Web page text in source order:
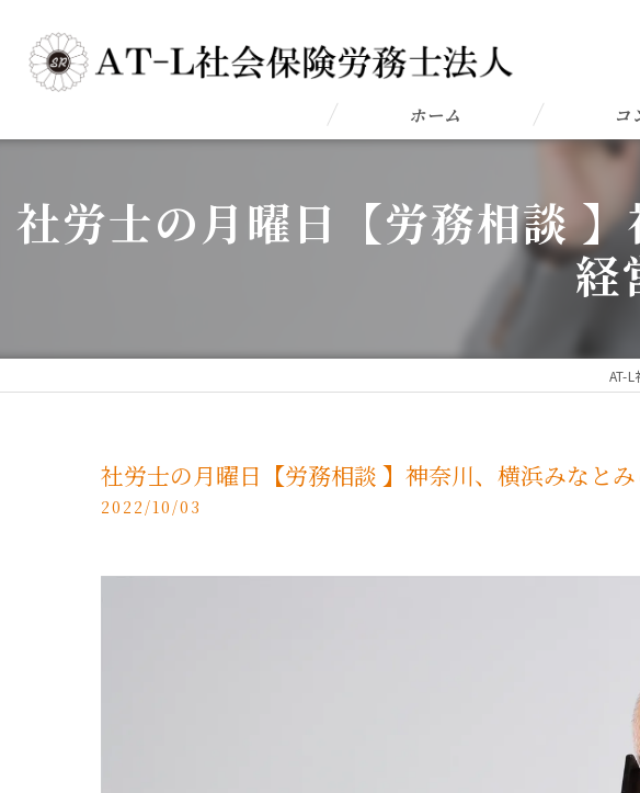
ホーム コ
社労士の月曜日【労務相談
経
AT-
社労士の月曜日【労務相談 】神奈川、横浜みなと
2022/10/03